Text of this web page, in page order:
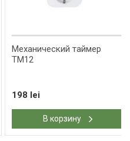
Механический таймер
ТМ12
198 lei
В корзину